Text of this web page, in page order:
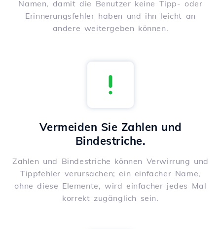
Namen, damit die Benutzer keine Tipp- oder
Erinnerungsfehler haben und ihn leicht an
andere weitergeben können.
Vermeiden Sie Zahlen und
Bindestriche.
Zahlen und Bindestriche können Verwirrung und
Tippfehler verursachen; ein einfacher Name,
ohne diese Elemente, wird einfacher jedes Mal
korrekt zugänglich sein.